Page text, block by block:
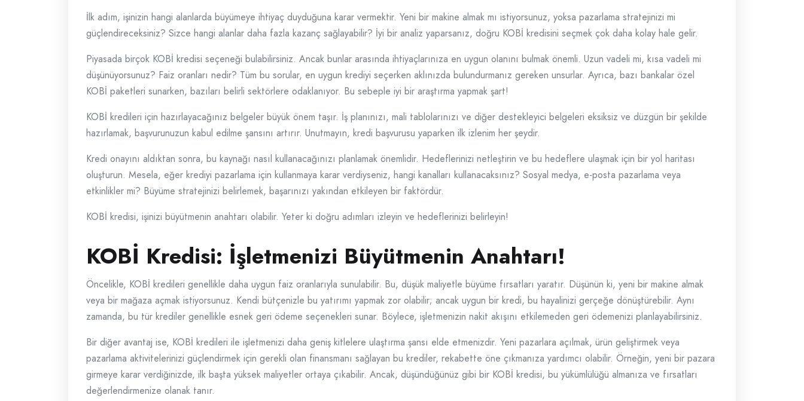
İlk adım, işinizin hangi alanlarda büyümeye ihtiyaç duyduğuna karar vermektir. Yeni bir makine almak mı istiyorsunuz, yoksa pazarlama stratejinizi mi
güçlendireceksiniz? Sizce hangi alanlar daha fazla kazanç sağlayabilir? İyi bir analiz yaparsanız, doğru KOBİ kredisini seçmek çok daha kolay hale gelir.
Piyasada birçok KOBİ kredisi seçeneği bulabilirsiniz. Ancak bunlar arasında ihtiyaçlarınıza en uygun olanını bulmak önemli. Uzun vadeli mi, kısa vadeli mi
düşünüyorsunuz? Faiz oranları nedir? Tüm bu sorular, en uygun krediyi seçerken aklınızda bulundurmanız gereken unsurlar. Ayrıca, bazı bankalar özel
KOBİ paketleri sunarken, bazıları belirli sektörlere odaklanıyor. Bu sebeple iyi bir araştırma yapmak şart!
KOBİ kredileri için hazırlayacağınız belgeler büyük önem taşır. İş planınızı, mali tablolarınızı ve diğer destekleyici belgeleri eksiksiz ve düzgün bir şekilde
hazırlamak, başvurunuzun kabul edilme şansını artırır. Unutmayın, kredi başvurusu yaparken ilk izlenim her şeydir.
Kredi onayını aldıktan sonra, bu kaynağı nasıl kullanacağınızı planlamak önemlidir. Hedeflerinizi netleştirin ve bu hedeflere ulaşmak için bir yol haritası
oluşturun. Mesela, eğer krediyi pazarlama için kullanmaya karar verdiyseniz, hangi kanalları kullanacaksınız? Sosyal medya, e-posta pazarlama veya
etkinlikler mi? Büyüme stratejinizi belirlemek, başarınızı yakından etkileyen bir faktördür.
KOBİ kredisi, işinizi büyütmenin anahtarı olabilir. Yeter ki doğru adımları izleyin ve hedeflerinizi belirleyin!
KOBİ Kredisi: İşletmenizi Büyütmenin Anahtarı!
Öncelikle, KOBİ kredileri genellikle daha uygun faiz oranlarıyla sunulabilir. Bu, düşük maliyetle büyüme fırsatları yaratır. Düşünün ki, yeni bir makine almak
veya bir mağaza açmak istiyorsunuz. Kendi bütçenizle bu yatırımı yapmak zor olabilir; ancak uygun bir kredi, bu hayalinizi gerçeğe dönüştürebilir. Aynı
zamanda, bu tür krediler genellikle esnek geri ödeme seçenekleri sunar. Böylece, işletmenizin nakit akışını etkilemeden geri ödemenizi planlayabilirsiniz.
Bir diğer avantaj ise, KOBİ kredileri ile işletmenizi daha geniş kitlelere ulaştırma şansı elde etmenizdir. Yeni pazarlara açılmak, ürün geliştirmek veya
pazarlama aktivitelerinizi güçlendirmek için gerekli olan finansmanı sağlayan bu krediler, rekabette öne çıkmanıza yardımcı olabilir. Örneğin, yeni bir pazara
girmeye karar verdiğinizde, ilk başta yüksek maliyetler ortaya çıkabilir. Ancak, düşündüğünüz gibi bir KOBİ kredisi, bu yükümlülüğü almanıza ve fırsatları
değerlendirmenize olanak tanır.